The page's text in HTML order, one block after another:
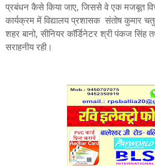
प्रबंधन कैसे किया जाए, जिससे वे एक मजबूत
कार्यक्रम में विद्यालय प्रशासक संतोष कुमार
शहर बानो, सीनियर कॉर्डिनेटर श्री पंकज सिंह
सराहनीय रही।